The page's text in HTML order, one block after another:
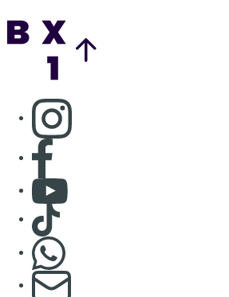
Consulter page Instagram
Consulter page Facebook
Consulter Youtube
Consulter TikTok
S'abonner à notre newsletter